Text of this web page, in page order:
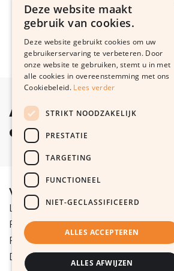
Altijd op de hoogte
ontwikkelingen?
Voor de Zaak
Legal
Privacy policy
Rechtsgebiedenregister
Disclaimer
Nieuws
Video's
Deze website maakt
gebruik van cookies.
Deze website gebruikt cookies om uw
gebruikerservaring te verbeteren. Door
onze website te gebruiken, stemt u in met
alle cookies in overeenstemming met ons
Cookiebeleid. Lees verder
STRIKT NOODZAKELIJK
PRESTATIE
TARGETING
FUNCTIONEEL
NIET-GECLASSIFICEERD
ALLES ACCEPTEREN
ALLES AFWIJZEN